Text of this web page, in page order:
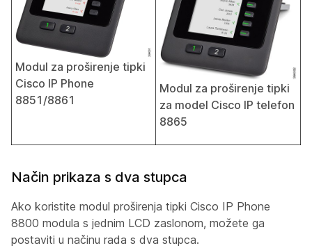
Modul za proširenje tipki
Cisco IP Phone
8851/8861
Modul za proširenje tipki
za model Cisco IP telefon
8865
Način prikaza s dva stupca
Ako koristite modul proširenja tipki Cisco IP Phone
8800 modula s jednim LCD zaslonom, možete ga
postaviti u načinu rada s dva stupca.